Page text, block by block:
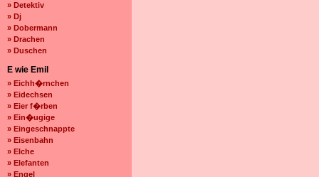
» Detektiv
» Dj
» Dobermann
» Drachen
» Duschen
E wie Emil
» Eichh�rnchen
» Eidechsen
» Eier f�rben
» Ein�ugige
» Eingeschnappte
» Eisenbahn
» Elche
» Elefanten
» Engel